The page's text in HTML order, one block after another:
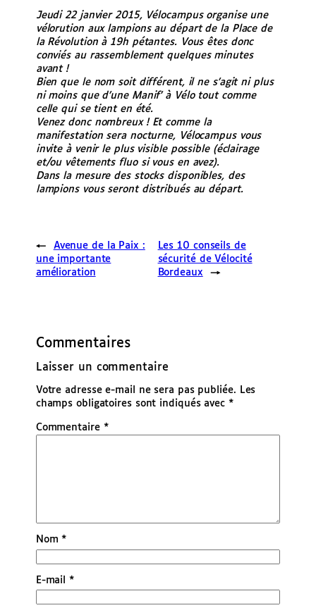
Jeudi 22 janvier 2015, Vélocampus organise une
vélorution aux lampions au départ de la Place de
la Révolution à 19h pétantes. Vous êtes donc
conviés au rassemblement quelques minutes
avant !
Bien que le nom soit différent, il ne s’agit ni plus
ni moins que d’une Manif’ à Vélo tout comme
celle qui se tient en été.
Venez donc nombreux ! Et comme la
manifestation sera nocturne, Vélocampus vous
invite à venir le plus visible possible (éclairage
et/ou vêtements fluo si vous en avez).
Dans la mesure des stocks disponibles, des
lampions vous seront distribués au départ.
←
Avenue de la Paix :
une importante
amélioration
Les 10 conseils de
sécurité de Vélocité
Bordeaux
→
Commentaires
Laisser un commentaire
Votre adresse e-mail ne sera pas publiée.
Les
champs obligatoires sont indiqués avec *
Commentaire *
Nom*
E-mail*